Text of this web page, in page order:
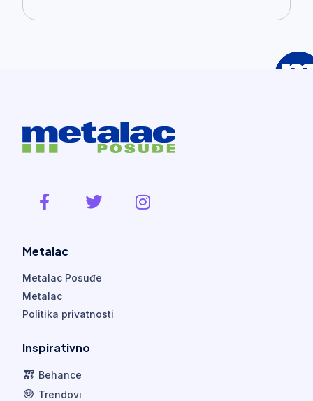
Metalac
Metalac Posuđe
Metalac
Politika privatnosti
Inspirativno
Behance
Trendovi